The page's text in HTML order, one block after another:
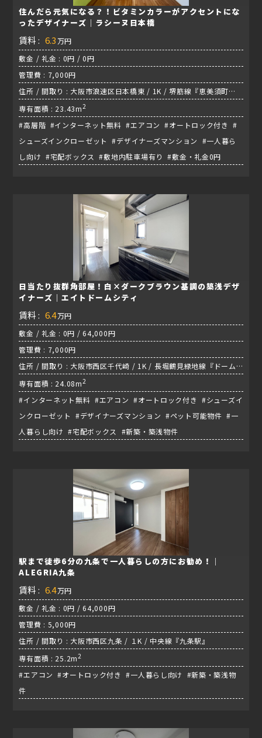
住んだら元気になる？！ビタミンカラーがアクセントにな
ったデザイナーズ｜ラシーヌ日本橋
賃料 : 6.3 万円
敷金 / 礼金 : 0円 / 0円
管理費 : 7,000円
住所 / 間取り : 大阪市浪速区日本橋東 / 1K / 堺筋線『恵美須町
駅』
専有面積 : 23.43m2
#高層階 #インターネット無料 #エアコン #オートロック付き #
シューズインクローゼット #デザイナーズマンション #一人暮ら
し向け #宅配ボックス #敷地内駐車場有り #敷金・礼金0円
日当たり抜群角部屋！白×ダークブラウン基調の築浅デザ
イナーズ｜エイトドームシティ
賃料 : 6.4万円
敷金 / 礼金 : 0円 / 64,000円
管理費 : 7,000円
住所 / 間取り : 大阪市西区千代崎 / 1K / 長堀鶴見緑地線『ドーム
前千代崎駅』
専有面積 : 24.08m2
#インターネット無料 #エアコン #オートロック付き #シューズイ
ンクローゼット #デザイナーズマンション #ペット可能物件 #一
人暮らし向け #宅配ボックス #新築・築浅物件
駅まで徒歩6分の九条で一人暮らしの方にお勧め！｜
ALEGRIA九条
賃料 : 6.4万円
敷金 / 礼金 : 0円 / 64,000円
管理費 : 5,000円
住所 / 間取り : 大阪市西区九条 / １K / 中央線『九条駅』
専有面積 : 25.2m2
#エアコン #オートロック付き #一人暮らし向け #新築・築浅物
件